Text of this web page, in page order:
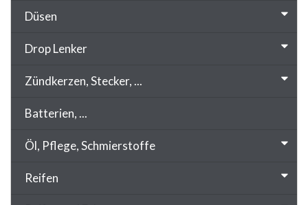
Düsen
Drop Lenker
Zündkerzen, Stecker, ...
Batterien, ...
Öl, Pflege, Schmierstoffe
Reifen